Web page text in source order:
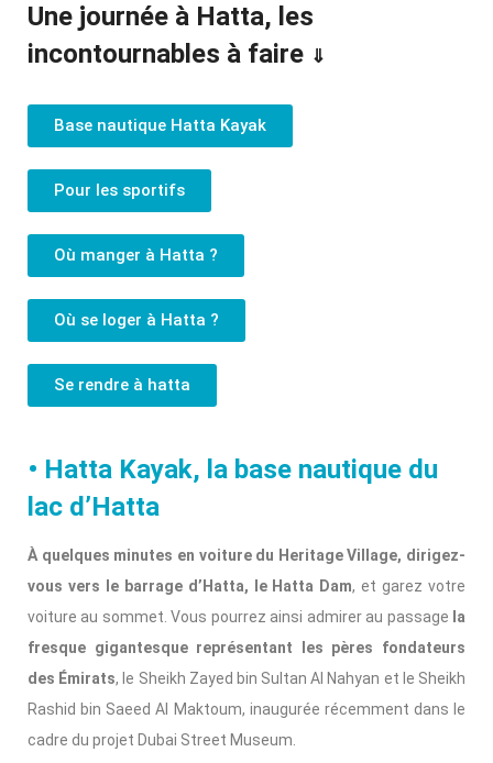
Une journée à Hatta, les
incontournables à faire ⇓
Base nautique Hatta Kayak
Pour les sportifs
Où manger à Hatta ?
Où se loger à Hatta ?
Se rendre à hatta
• Hatta Kayak, la base nautique du
lac d’Hatta
À quelques minutes en voiture du Heritage Village, dirigez-
vous vers le barrage d’Hatta, le Hatta Dam, et garez votre
voiture au sommet. Vous pourrez ainsi admirer au passage la
fresque gigantesque représentant les pères fondateurs
des Émirats, le Sheikh Zayed bin Sultan Al Nahyan et le Sheikh
Rashid bin Saeed Al Maktoum, inaugurée récemment dans le
cadre du projet Dubai Street Museum.